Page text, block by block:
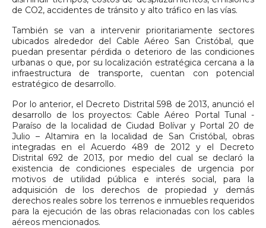
de CO2, accidentes de tránsito y alto tráfico en las vías.
También se van a intervenir prioritariamente sectores
ubicados alrededor del Cable Aéreo San Cristóbal, que
puedan presentar pérdida o deterioro de las condiciones
urbanas o que, por su localización estratégica cercana a la
infraestructura de transporte, cuentan con potencial
estratégico de desarrollo.
Por lo anterior, el Decreto Distrital 598 de 2013, anunció el
desarrollo de los proyectos: Cable Aéreo Portal Tunal -
Paraíso de la localidad de Ciudad Bolívar y Portal 20 de
Julio – Altamira en la localidad de San Cristóbal, obras
integradas en el Acuerdo 489 de 2012 y el Decreto
Distrital 692 de 2013, por medio del cual se declaró la
existencia de condiciones especiales de urgencia por
motivos de utilidad pública e interés social, para la
adquisición de los derechos de propiedad y demás
derechos reales sobre los terrenos e inmuebles requeridos
para la ejecución de las obras relacionadas con los cables
aéreos mencionados.